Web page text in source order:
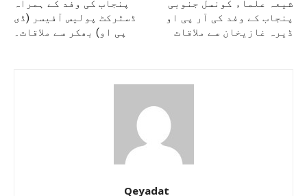
پنجاب کی وفد کے ہمراہ
ڈسٹرکٹ پولیس آفیسر (ڈی
پی او) بھکر سے ملاقات۔
شیعہ علماء کونسل جنوبی
پنجاب کے وفد کی آر پی او
ڈیرہ غازیخان سے ملاقات
Qeyadat